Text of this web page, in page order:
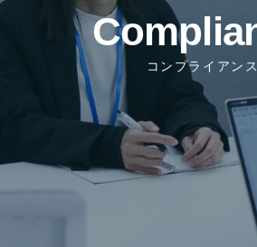
コンプライアンス